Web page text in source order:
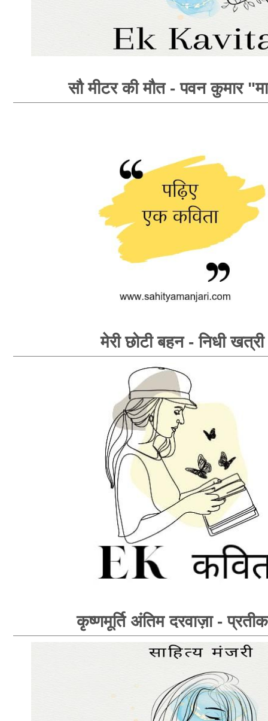
सौ मीटर की मौत - पवन कुमार
मेरी छोटी बहन - निधी खत्री
कृष्णमूर्ति अंतिम दरवाज़ा -